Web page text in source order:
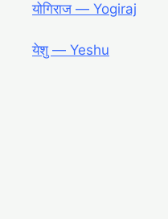
योगिराज ― Yogiraj
येशु ― Yeshu